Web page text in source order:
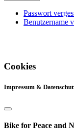
Passwort
Benutzername
Cookies
Impressum &
Bike for Peace and